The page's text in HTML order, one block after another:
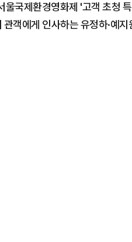
울국제환경영화제 '고객 초청
객에게 인사하는 유정하·예지